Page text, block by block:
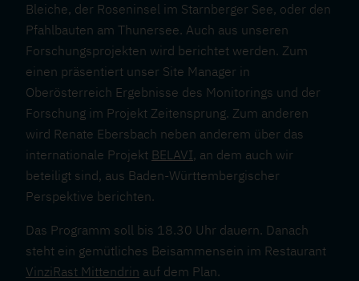
Bleiche, der Roseninsel im Starnberger See, oder den
Pfahlbauten am Thunersee. Auch aus unseren
Forschungsprojekten wird berichtet werden. Zum
einen präsentiert unser Site Manager in
Oberösterreich Ergebnisse des Monitorings und der
Forschung im Projekt Zeitensprung. Zum anderen
wird Renate Ebersbach neben anderem über das
internationale Projekt BELAVI, an dem auch wir
beteiligt sind, aus Baden-Württembergischer
Perspektive berichten.
Das Programm soll bis 18.30 Uhr dauern. Danach
steht ein gemütliches Beisammensein im Restaurant
VinziRast Mittendrin auf dem Plan.